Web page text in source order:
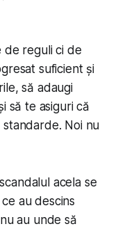
de reguli ci de
suficient și
să adaugi
să te asiguri că
Noi nu
acela se
au descins
au unde să